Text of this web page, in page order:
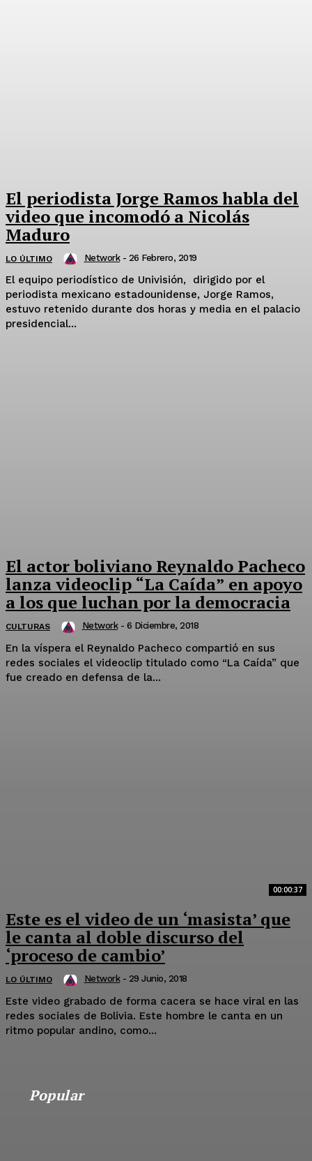
El periodista Jorge Ramos habla del
video que incomodó a Nicolás
Maduro
LO ÚLTIMO Network - 26 Febrero, 2019
El equipo periodístico de Univisión, dirigido por el
periodista mexicano estadounidense, Jorge Ramos,
estuvo retenido durante dos horas y media en el palacio
presidencial...
El actor boliviano Reynaldo Pacheco
lanza videoclip “La Caída” en apoyo
a los que luchan por la democracia
CULTURAS Network - 6 Diciembre, 2018
En la víspera el Reynaldo Pacheco compartió en sus
redes sociales el videoclip titulado como “La Caída” que
fue creado en defensa de la...
00:00:37
Este es el video de un ‘masista’ que
le canta al doble discurso del
‘proceso de cambio’
LO ÚLTIMO Network - 29 Junio, 2018
Este video grabado de forma cacera se hace viral en las
redes sociales de Bolivia. Este hombre le canta en un
ritmo popular andino, como...
Popular